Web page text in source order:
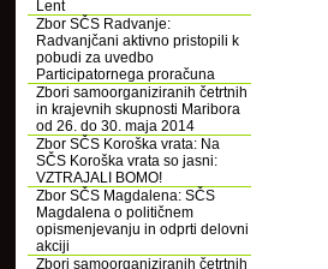
Lent
Zbor SČS Radvanje:
Radvanjčani aktivno pristopili k
pobudi za uvedbo
Participatornega proračuna
Zbori samoorganiziranih četrtnih
in krajevnih skupnosti Maribora
od 26. do 30. maja 2014
Zbor SČS Koroška vrata: Na
SČS Koroška vrata so jasni:
VZTRAJALI BOMO!
Zbor SČS Magdalena: SČS
Magdalena o političnem
opismenjevanju in odprti delovni
akciji
Zbori samoorganiziranih četrtnih